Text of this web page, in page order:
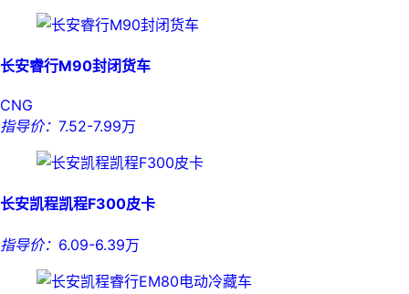
长安睿行M90封闭货车
CNG
指导价： 7.52-7.99万
长安凯程凯程F300皮卡
指导价： 6.09-6.39万